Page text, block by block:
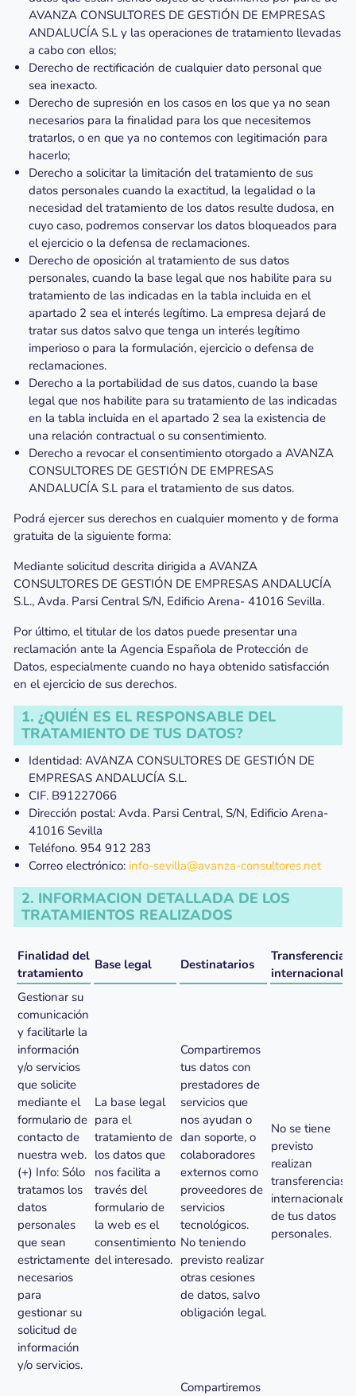
AVANZA CONSULTORES DE GESTIÓN DE EMPRESAS
ANDALUCÍA S.L y las operaciones de tratamiento llevadas
a cabo con ellos;
Derecho de rectificación de cualquier dato personal que
sea inexacto.
Derecho de supresión en los casos en los que ya no sean
necesarios para la finalidad para los que necesitemos
tratarlos, o en que ya no contemos con legitimación para
hacerlo;
Derecho a solicitar la limitación del tratamiento de sus
datos personales cuando la exactitud, la legalidad o la
necesidad del tratamiento de los datos resulte dudosa, en
cuyo caso, podremos conservar los datos bloqueados para
el ejercicio o la defensa de reclamaciones.
Derecho de oposición al tratamiento de sus datos
personales, cuando la base legal que nos habilite para su
tratamiento de las indicadas en la tabla incluida en el
apartado 2 sea el interés legítimo. La empresa dejará de
tratar sus datos salvo que tenga un interés legítimo
imperioso o para la formulación, ejercicio o defensa de
reclamaciones.
Derecho a la portabilidad de sus datos, cuando la base
legal que nos habilite para su tratamiento de las indicadas
en la tabla incluida en el apartado 2 sea la existencia de
una relación contractual o su consentimiento.
Derecho a revocar el consentimiento otorgado a AVANZA
CONSULTORES DE GESTIÓN DE EMPRESAS
ANDALUCÍA S.L para el tratamiento de sus datos.
Podrá ejercer sus derechos en cualquier momento y de forma
gratuita de la siguiente forma:
Mediante solicitud descrita dirigida a AVANZA
CONSULTORES DE GESTIÓN DE EMPRESAS ANDALUCÍA
S.L., Avda. Parsi Central S/N, Edificio Arena- 41016 Sevilla.
Por último, el titular de los datos puede presentar una
reclamación ante la Agencia Española de Protección de
Datos, especialmente cuando no haya obtenido satisfacción
en el ejercicio de sus derechos.
1. ¿QUIÉN ES EL RESPONSABLE DEL
TRATAMIENTO DE TUS DATOS?
Identidad: AVANZA CONSULTORES DE GESTIÓN DE
EMPRESAS ANDALUCÍA S.L.
CIF. B91227066
Dirección postal: Avda. Parsi Central, S/N, Edificio Arena-
41016 Sevilla
Teléfono. 954 912 283
Correo electrónico: info-sevilla@avanza-consultores.net
2. INFORMACION DETALLADA DE LOS
TRATAMIENTOS REALIZADOS
Finalidad del
tratamiento
Base legal Destinatarios
Transferencias
internacionales
Gestionar su
comunicación
y facilitarle la
información
y/o servicios
que solicite
mediante el
formulario de
contacto de
nuestra web.
(+) Info: Sólo
tratamos los
datos
personales
que sean
estrictamente
necesarios
para
gestionar su
solicitud de
información
y/o servicios.
La base legal
para el
tratamiento de
los datos que
nos facilita a
través del
formulario de
la web es el
consentimiento
del interesado.
Compartiremos
tus datos con
prestadores de
servicios que
nos ayudan o
dan soporte, o
colaboradores
externos como
proveedores de
servicios
tecnológicos.
No teniendo
previsto realizar
otras cesiones
de datos, salvo
obligación legal.
No se tiene
previsto
realizan
transferencias
internacionales
de tus datos
personales.
Compartiremos